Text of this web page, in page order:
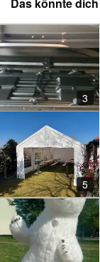
3
5